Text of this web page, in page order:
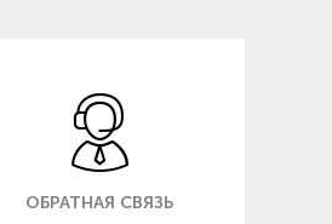
ОБРАТНАЯ СВЯЗЬ